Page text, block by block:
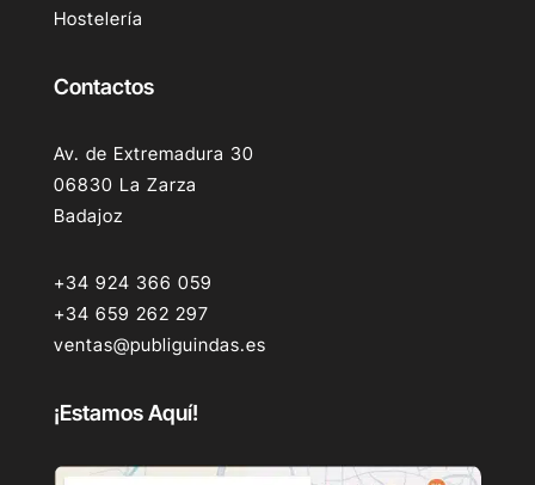
Hostelería
Contactos
Av. de Extremadura 30
06830 La Zarza
Badajoz
+34 924 366 059
+34 659 262 297
ventas@publiguindas.es
¡Estamos Aquí!